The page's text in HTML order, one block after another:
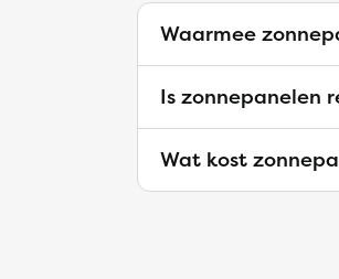
Waarmee
Is zonnepanelen
Wat kost